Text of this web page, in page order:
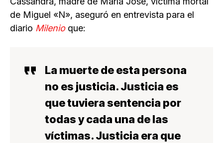
de Miguel «N», aseguró en entrevista para el
diario Milenio que:
La muerte de esta persona
no es justicia. Justicia es
que tuviera sentencia por
todas y cada una de las
víctimas. Justicia era que